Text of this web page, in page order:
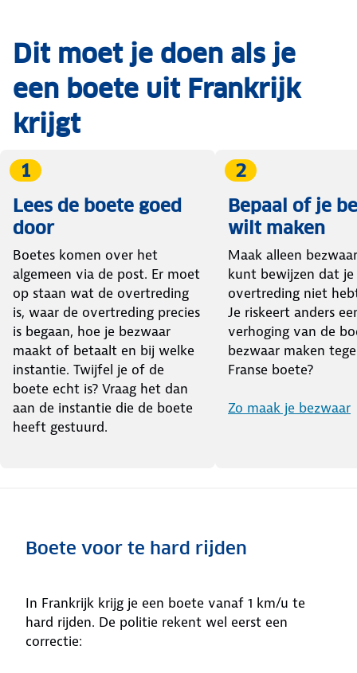
Dit moet je doen als je
een boete uit Frankrijk
krijgt
1
Lees de boete goed
door
Boetes komen over het
algemeen via de post. Er moet
op staan wat de overtreding
is, waar de overtreding precies
is begaan, hoe je bezwaar
maakt of betaalt en bij welke
instantie. Twijfel je of de
boete echt is? Vraag het dan
aan de instantie die de boete
heeft gestuurd.
2
Bepaal of je
wilt maken
Maak alleen
kunt bewijzen dat je
overtreding niet
Je riskeert anders
verhoging van de
bezwaar maken
Franse boete?
Zo maak je bezwaar
Boete voor te hard rijden
In Frankrijk krijg je een boete vanaf 1 km/u te
hard rijden. De politie rekent wel eerst een
correctie: